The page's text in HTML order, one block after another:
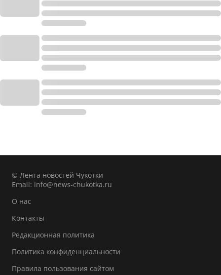
© Лента новостей Чукотки
Email: info@news-chukotka.ru
О нас
Контакты
Редакционная политика
Политика конфиденциальности
Правила пользования сайтом